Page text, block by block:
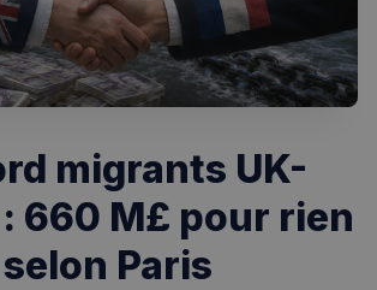
Chatbot IA
Français à Londres - Magazine
migrants UK-
660 M£ pour rien
selon Paris